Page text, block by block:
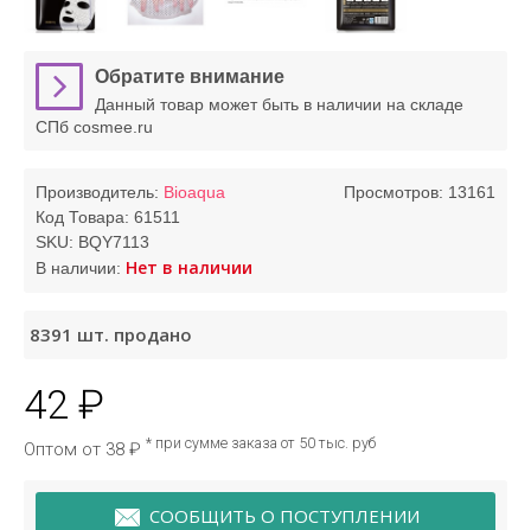
Обратите внимание
Данный товар может быть в наличии на складе
СПб cosmee.ru
Просмотров: 13161
Производитель: Bioaqua
Код Товара: 61511
SKU: BQY7113
В наличии: Нет в наличии
8391 шт. продано
42 ₽
Оптом от 38 ₽ * при сумме заказа от 50 тыс. руб
СООБЩИТЬ О ПОСТУПЛЕНИИ